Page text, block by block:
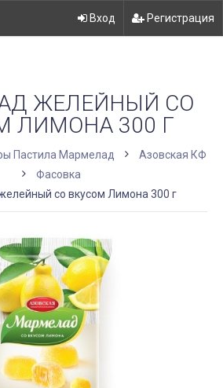
Вход Регистрация
ЖЕЛЕЙНЫЙ СО
ЛИМОНА 300 Г
Пастила Мармелад
Азовская КФ
Фасовка
со вкусом Лимона 300 г